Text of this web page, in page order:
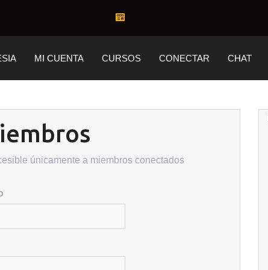
MI CUENTA CURSOS CONECTAR CHAT
únicamente a miembros conectados